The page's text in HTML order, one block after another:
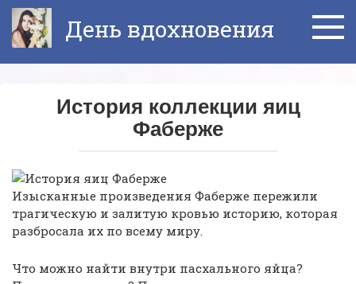
Перейти
контенту
День вдохновения
История коллекции яиц
Фаберже
Изысканные произведения Фаберже пережили
трагическую и залитую кровью историю, которая
разбросала их по всему миру.
Что можно найти внутри пасхального яйца?